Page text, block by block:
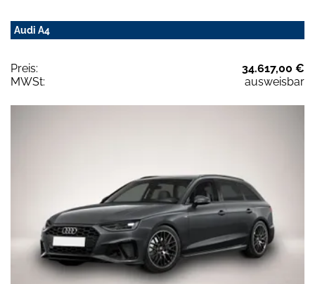
Audi A4
Preis:
34.617,00 €
MWSt:
ausweisbar